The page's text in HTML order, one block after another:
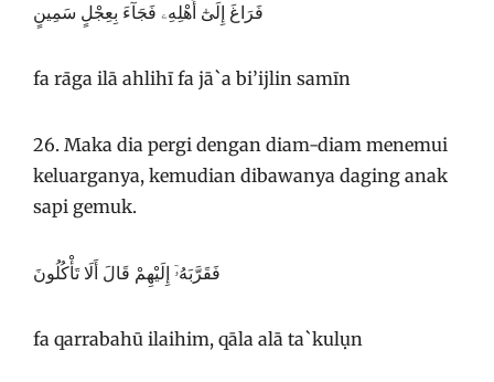
فَرَاغَ إِلَىٰٓ أَهْلِهِۦ فَجَآءَ بِعِجْلٍ سَمِينٍ
fa rāga ilā ahlihī fa jā`a bi’ijlin samīn
26. Maka dia pergi dengan diam-diam menemui
keluarganya, kemudian dibawanya daging anak
sapi gemuk.
فَقَرَّبَهُۥٓ إِلَيْهِمْ قَالَ أَلَا تَأْكُلُونَ
fa qarrabahū ilaihim, qāla alā ta`kulụn